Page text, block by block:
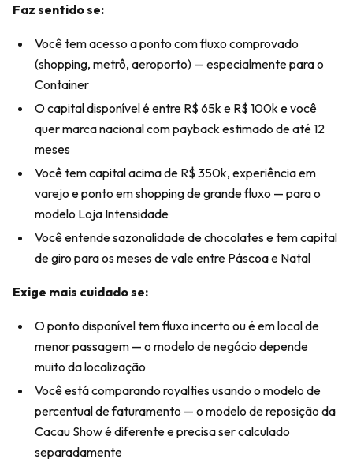
Faz sentido se:
Você tem acesso a ponto com fluxo comprovado
(shopping, metrô, aeroporto) — especialmente para o
Container
O capital disponível é entre R$ 65k e R$ 100k e você
quer marca nacional com payback estimado de até 12
meses
Você tem capital acima de R$ 350k, experiência em
varejo e ponto em shopping de grande fluxo — para o
modelo Loja Intensidade
Você entende sazonalidade de chocolates e tem capital
de giro para os meses de vale entre Páscoa e Natal
Exige mais cuidado se:
O ponto disponível tem fluxo incerto ou é em local de
menor passagem — o modelo de negócio depende
muito da localização
Você está comparando royalties usando o modelo de
percentual de faturamento — o modelo de reposição da
Cacau Show é diferente e precisa ser calculado
separadamente